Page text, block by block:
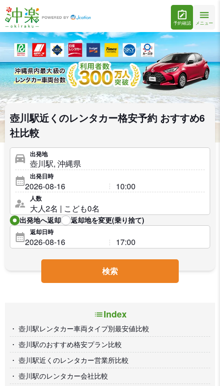
予約確認 メニュー
壺川駅近くのレンタカー格安予約 おすすめ6
社比較
出発地
出発日時
人数
出発地へ返却 返却地を変更(乗り捨て)
返却日時
検索
Index
壺川駅レンタカー車両タイプ別最安値比較
壺川駅のおすすめ格安プラン比較
壺川駅近くのレンタカー営業所比較
壺川駅のレンタカー会社比較